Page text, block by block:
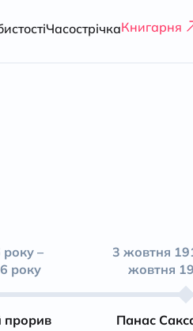
ЧасострічкаКнигарня
–
року
прорив
3 жовтня
жовтня
Панас